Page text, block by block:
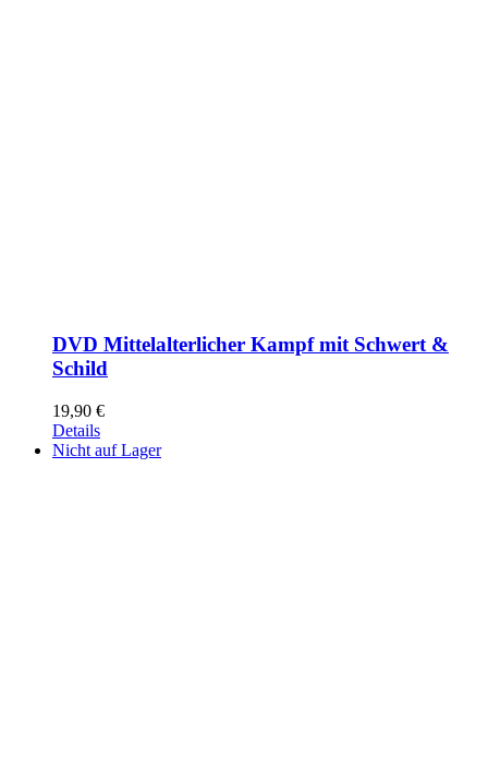
DVD Mittelalterlicher Kampf mit Schwert &
Schild
19,90 €
Details
Nicht auf Lager